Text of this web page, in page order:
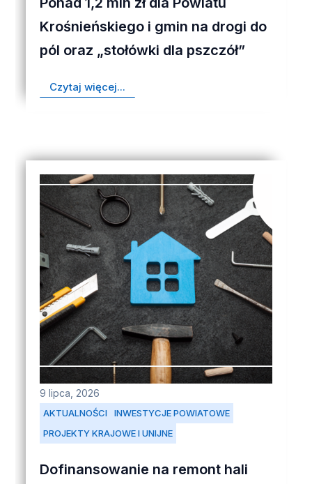
Krośnieńskiego i gmin na drogi do
pól oraz „stołówki dla pszczół”
Czytaj więcej...
AKTUALNOŚCI
INWESTYCJE POWIATOWE
PROJEKTY KRAJOWE I UNIJNE
9 lipca, 2026
Dofinansowanie na remont hali